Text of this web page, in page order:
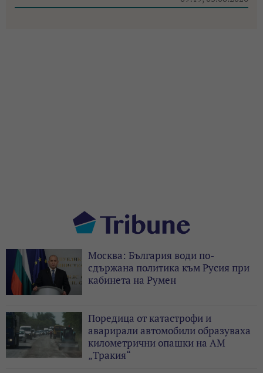
Москва: България води по-
сдържана политика към Русия при
кабинета на Румен
Поредица от катастрофи и
аварирали автомобили образуваха
километрични опашки на АМ
„Тракия“